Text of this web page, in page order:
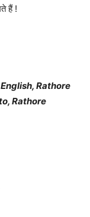
हैं !
Rathore
Rathore